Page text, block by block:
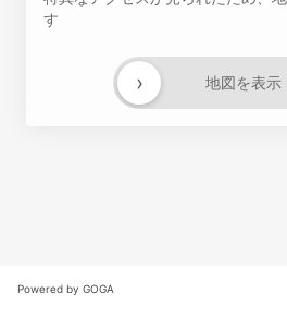
す
地図を表示
›
Powered by GOGA